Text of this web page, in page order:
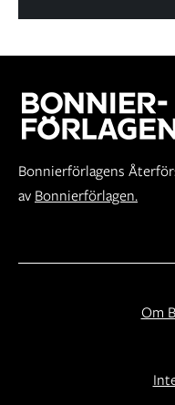
Bonnierförlagens
av Bonnierförlagen.
Om